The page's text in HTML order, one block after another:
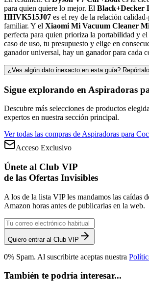
para quien quiere lo mejor. El Black+Decker
HHVK515J07 es el rey de la relación
familiar. Y el Xiaomi Mi Vacuum Cleaner
perfecta para quien prioriza la portabilidad y
caso de uso, tu presupuesto y elige en
ganador universal, hay un ganador para cada
¿Ves algún dato inexacto en esta guía?
Sigue explorando en Aspiradoras
Descubre más selecciones de productos
expertos en nuestra sección principal.
Ver todas las compras de Aspiradoras para
Acceso Exclusivo
Únete al Club VIP
de las Ofertas Invisibles
A los de la lista VIP les mandamos las caídas
Amazon horas antes de publicarlas en la web.
Quiero entrar al Club VIP
0% Spam. Al suscribirte aceptas nuestra
También te podría interesar...